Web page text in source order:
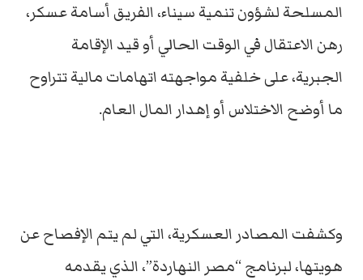
المسلحة لشؤون تنمية سيناء، الفريق أسامة عسكر،
رهن الاعتقال في الوقت الحالي أو قيد الإقامة
الجبرية، على خلفية مواجهته اتهامات مالية تتراوح
ما أوضح الاختلاس أو إهدار المال العام.
وكشفت المصادر العسكرية، التي لم يتم الإفصاح عن
هويتها، لبرنامج “مصر النهاردة”، الذي يقدمه